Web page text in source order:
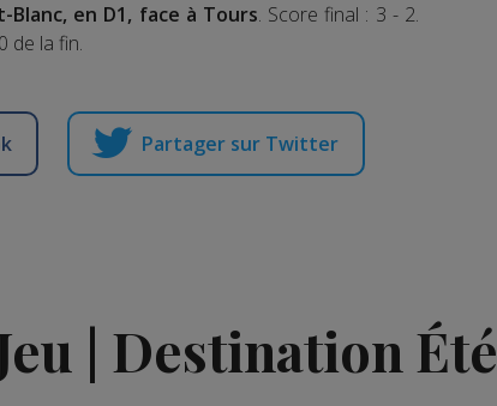
en D1, face à Tours. Score final : 3 - 2.
de la fin.
Partager sur Twitter
| Destination Été